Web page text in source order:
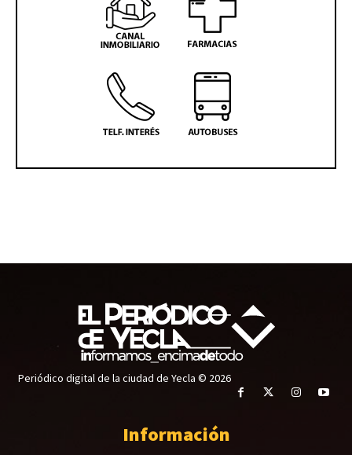
Periódico digital de la ciudad de Yecla © 2026
Información